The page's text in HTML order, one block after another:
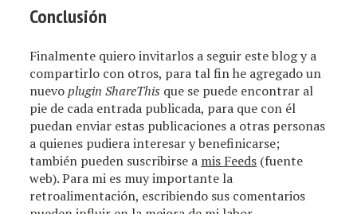
Conclusión
Finalmente quiero invitarlos a seguir este blog y a
compartirlo con otros, para tal fin he agregado un
nuevoplugin ShareThis que se puede encontrar al
pie de cada entrada publicada, para que con él
puedan enviar estas publicaciones a otras personas
a quienes pudiera interesar y benefinicarse;
también pueden suscribirse a mis Feeds (fuente
web). Para mi es muy importante la
retroalimentación, escribiendo sus comentarios